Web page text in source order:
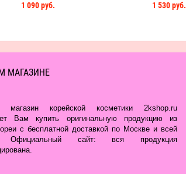
1 090 руб. 1 530 руб.
МАГАЗИНЕ
магазин корейской косметики 2kshop.ru
Вам купить оригинальную продукцию из
с бесплатной доставкой по Москве и всей
Официальный сайт: вся продукция